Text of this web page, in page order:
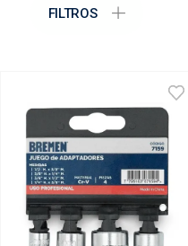
FILTROS